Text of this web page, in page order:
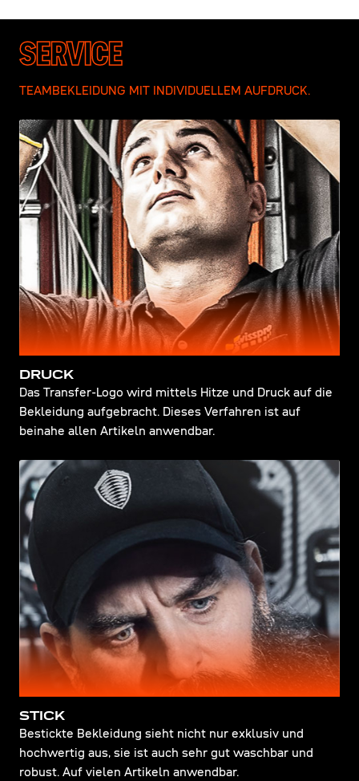
SERVICE
TEAMBEKLEIDUNG MIT INDIVIDUELLEM AUFDRUCK.
DRUCK
Das Transfer-Logo wird mittels Hitze und Druck auf die
Bekleidung aufgebracht. Dieses Verfahren ist auf
beinahe allen Artikeln anwendbar.
STICK
Bestickte Bekleidung sieht nicht nur exklusiv und
hochwertig aus, sie ist auch sehr gut waschbar und
robust. Auf vielen Artikeln anwendbar.